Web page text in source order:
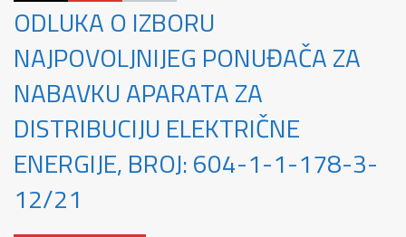
ODLUKA O IZBORU
NAJPOVOLJNIJEG PONUĐAČA ZA
NABAVKU APARATA ZA
DISTRIBUCIJU ELEKTRIČNE
ENERGIJE, BROJ: 604-1-1-178-3-
12/21